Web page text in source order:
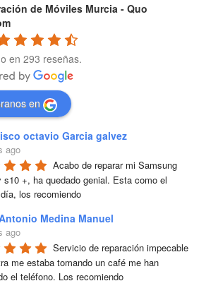
de Móviles Murcia - Quo
en 293 reseñas.
en
octavio Garcia galvez
ago
Acabo de reparar mi Samsung
s10 +, ha quedado genial. Esta como el
los recomiendo
Medina Manuel
ago
Servicio de reparación impecable
me estaba tomando un café me han
el teléfono. Los recomiendo